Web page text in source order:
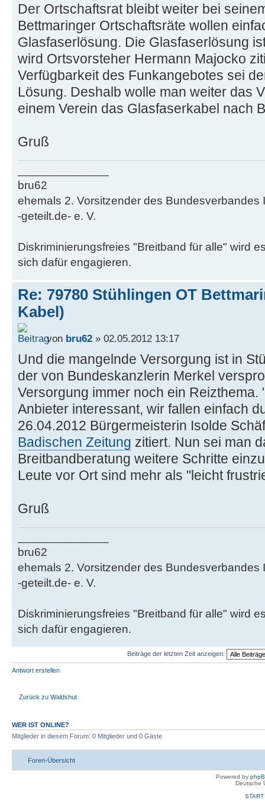
Der Ortschaftsrat bleibt weiter bei
Bettmaringer Ortschaftsräte wollen
Glasfaserlösung. Die Glasfaserlösung
wird Ortsvorsteher Hermann Majocko
Verfügbarkeit des Funkangebotes sei
Lösung. Deshalb wolle man weiter das
einem Verein das Glasfaserkabel nach
Gruß
bru62
ehemals 2. Vorsitzender des Bundesverbandes
-geteilt.de- e. V.
Diskriminierungsfreies "Breitband für alle" wird
sich dafür engagieren.
Re: 79780 Stühlingen OT
Kabel)
von bru62 » 02.05.2012 13:17
Und die mangelnde Versorgung ist in
der von Bundeskanzlerin Merkel
Versorgung immer noch ein Reizthema.
Anbieter interessant, wir fallen einfach
26.04.2012 Bürgermeisterin Isolde
Badischen Zeitung zitiert. Nun sei man
Breitbandberatung weitere Schritte
Leute vor Ort sind mehr als "leicht
Gruß
bru62
ehemals 2. Vorsitzender des Bundesverbandes
-geteilt.de- e. V.
Diskriminierungsfreies "Breitband für alle" wird
sich dafür engagieren.
Beiträge der letzten Zeit anzeigen:
Antwort erstellen
Zurück zu Waldshut
WER IST ONLINE?
Mitglieder in diesem Forum: 0 Mitglieder und 0 Gäste
Foren-Übersicht
Powered by
Deutsche
START